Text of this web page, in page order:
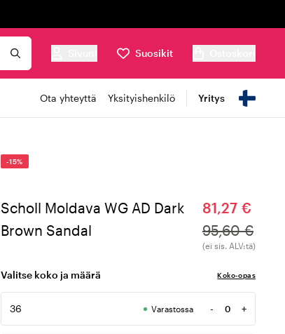
Suosikit
Ota yhteyttä Yksityishenkilö Yritys
-15%
Scholl Moldava WG AD Dark
Brown Sandal
81,27 €
95,60 €
(ei sis. ALV:tä)
Valitse koko ja määrä Koko-opas
36 Varastossa -
Määrä
+